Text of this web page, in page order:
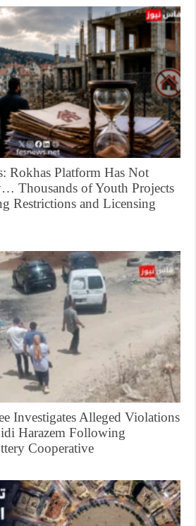
Rokhas Platform Has Not
Thousands of Youth Projects
Restrictions and Licensing
Investigates Alleged Violations
Harazem Following
Cooperative